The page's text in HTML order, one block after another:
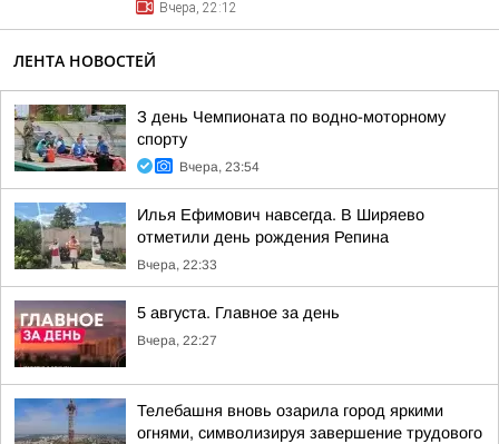
Вчера, 22:12
ЛЕНТА НОВОСТЕЙ
З день Чемпионата по водно-моторному
спорту
Вчера, 23:54
Илья Ефимович навсегда. В Ширяево
отметили день рождения Репина
Вчера, 22:33
5 августа. Главное за день
Вчера, 22:27
Телебашня вновь озарила город яркими
огнями, символизируя завершение трудового